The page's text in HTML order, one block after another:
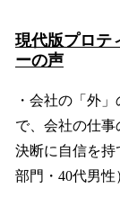
現代版プロテ
ーの声
・会社の「外
で、会社の仕
決断に自信を
部門・40代男性